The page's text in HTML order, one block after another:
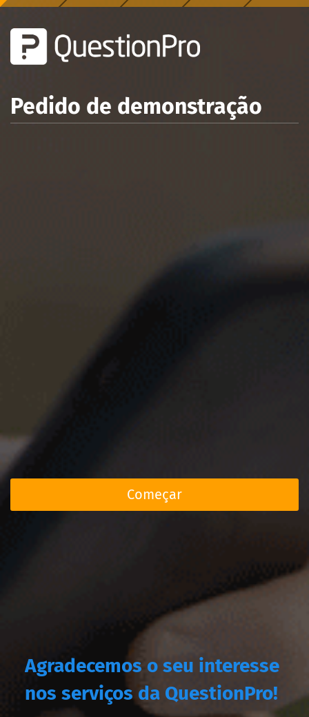
Pedido de demonstração
Começar
Agradecemos o seu interesse
nos serviços da QuestionPro!